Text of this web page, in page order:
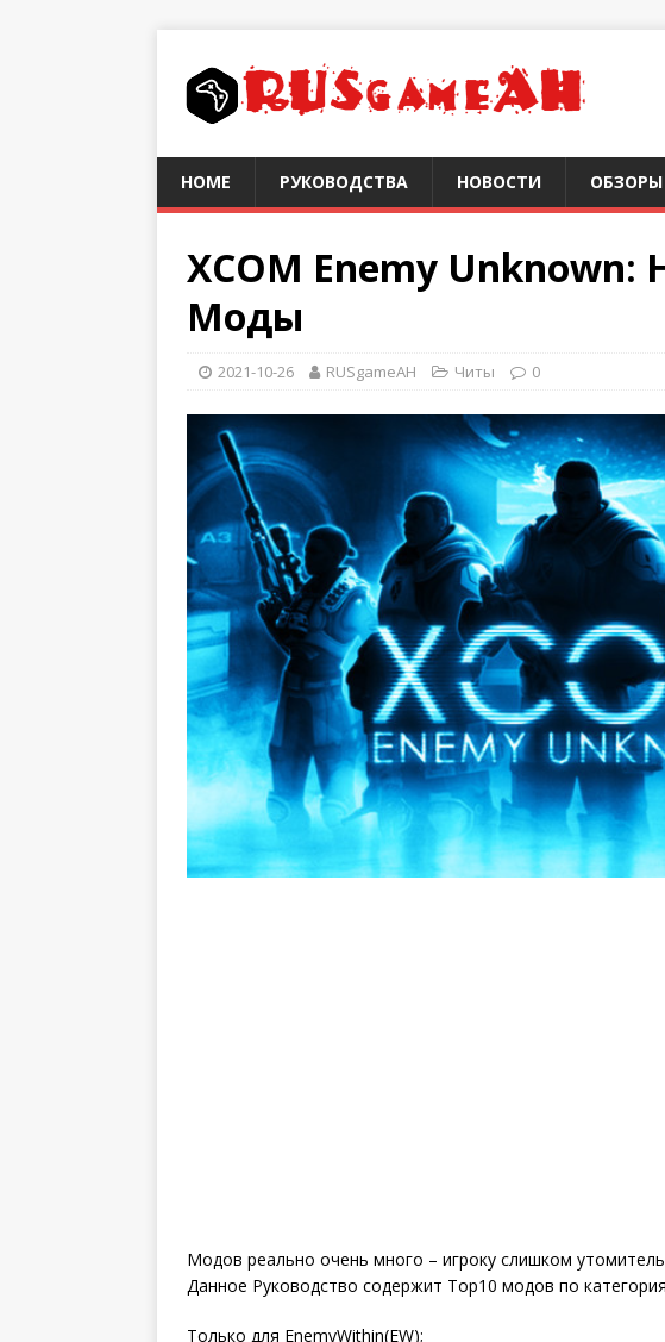
HOME РУКОВОДСТВА НОВОСТИ ОБЗОРЫ
XCOM Enemy Unknown:
Моды
2021-10-26 RUSgameAH Читы 0
Модов реально очень много – игроку слишком
Данное Руководство содержит Top10 модов по
Только для EnemyWithin(EW);